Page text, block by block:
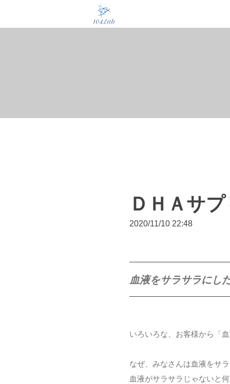
ＤＨＡサ
2020/11/10 22:48
血液をサラサラにし
いろいろな、お客様から「
なぜ、みなさんは血液をサ
血液がサラサラじゃないと